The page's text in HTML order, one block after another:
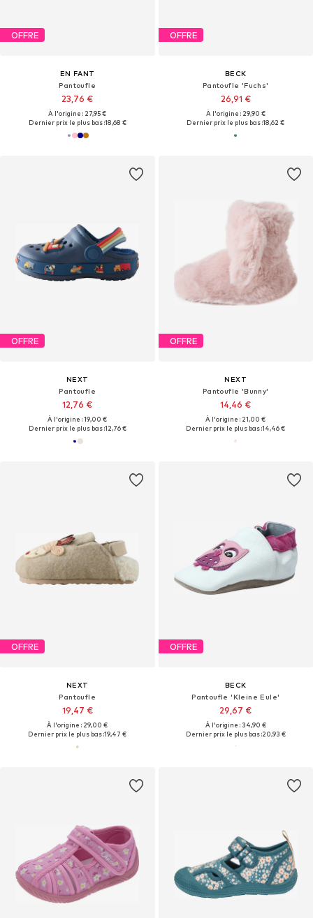
OFFRE
EN FANT
Pantoufle
23,76 €
À l'origine : 27,95 €
Dernier prix le plus bas :18,68 €
OFFRE
BECK
Pantoufle 'Fuchs'
26,91 €
À l'origine : 29,90 €
Dernier prix le plus bas :18,62 €
OFFRE
NEXT
Pantoufle
12,76 €
À l'origine : 19,00 €
Dernier prix le plus bas :12,76 €
OFFRE
NEXT
Pantoufle 'Bunny'
14,46 €
À l'origine : 21,00 €
Dernier prix le plus bas :14,46 €
OFFRE
NEXT
Pantoufle
19,47 €
À l'origine : 29,00 €
Dernier prix le plus bas :19,47 €
OFFRE
BECK
Pantoufle 'Kleine Eule'
29,67 €
À l'origine : 34,90 €
Dernier prix le plus bas :20,93 €